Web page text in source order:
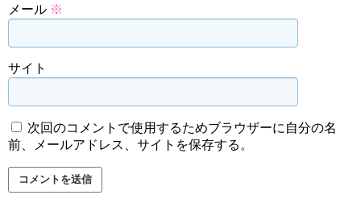
メール ※
サイト
次回のコメントで使用するためブラウザーに自分の名
前、メールアドレス、サイトを保存する。